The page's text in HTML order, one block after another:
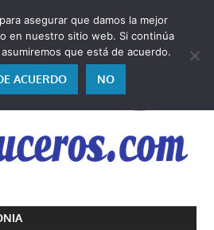
asegurar que damos la mejor
en nuestro sitio web. Si continúa
que está de acuerdo.
ACUERDO NO